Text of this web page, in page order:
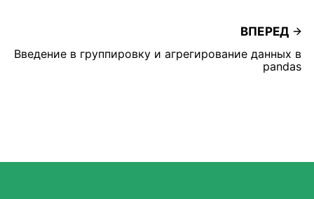
ВПЕРЕД
Введение в группировку и агрегирование данных в
pandas